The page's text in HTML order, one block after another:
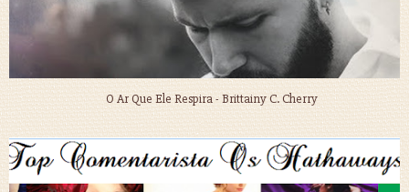
O Ar Que Ele Respira - Brittainy C. Cherry